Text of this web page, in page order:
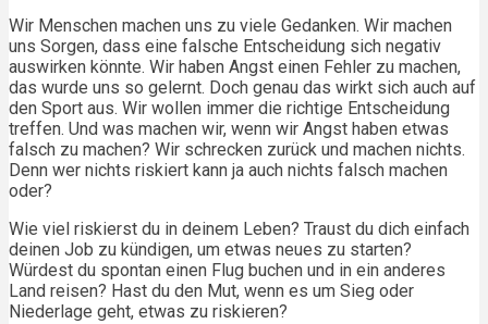
Wir Menschen machen uns zu viele Gedanken. Wir machen
uns Sorgen, dass eine falsche Entscheidung sich negativ
auswirken könnte. Wir haben Angst einen Fehler zu machen,
das wurde uns so gelernt. Doch genau das wirkt sich auch auf
den Sport aus. Wir wollen immer die richtige Entscheidung
treffen. Und was machen wir, wenn wir Angst haben etwas
falsch zu machen? Wir schrecken zurück und machen nichts.
Denn wer nichts riskiert kann ja auch nichts falsch machen
oder?
Wie viel riskierst du in deinem Leben? Traust du dich einfach
deinen Job zu kündigen, um etwas neues zu starten?
Würdest du spontan einen Flug buchen und in ein anderes
Land reisen? Hast du den Mut, wenn es um Sieg oder
Niederlage geht, etwas zu riskieren?